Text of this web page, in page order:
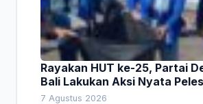
Rayakan HUT ke-25, Partai
Bali Lakukan Aksi Nyata
Lingkungan
7 Agustus 2026